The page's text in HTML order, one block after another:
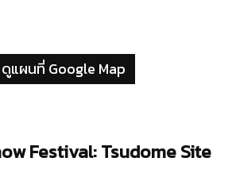
แผนที่ Google Map
Festival: Tsudome Site